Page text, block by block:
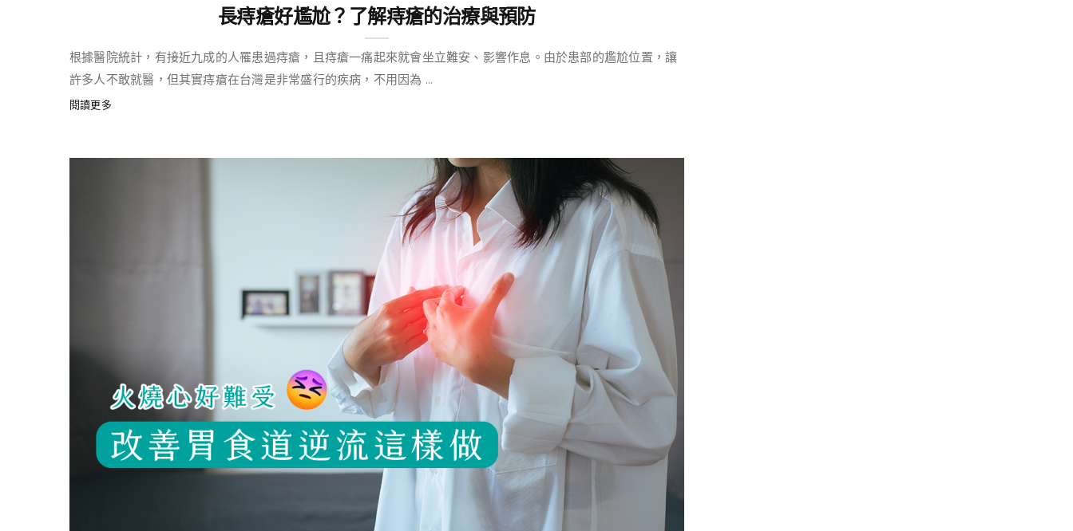
長痔瘡好尷尬？了解痔瘡的治療與預防
根據醫院統計，有接近九成的人罹患過痔瘡，且痔瘡一痛起來就會坐立難安、影響作息。由於患部的尷尬位置，讓
許多人不敢就醫，但其實痔瘡在台灣是非常盛行的疾病，不用因為 ...
閱讀更多